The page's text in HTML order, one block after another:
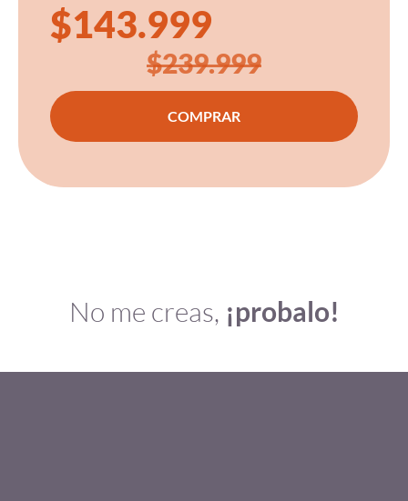
$143.999
$239.999
COMPRAR
No me creas, ¡probalo!